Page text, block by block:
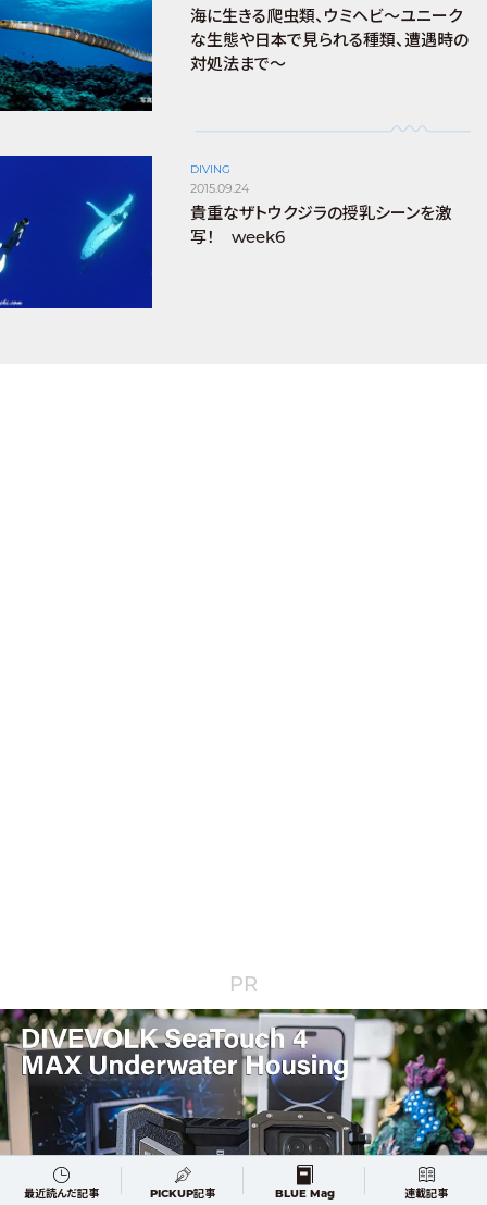
海に生きる爬虫類、ウミヘビ～ユニーク
な生態や日本で見られる種類、遭遇時の
対処法まで～
DIVING
2015.09.24
貴重なザトウクジラの授乳シーンを激
写！ week6
PR
最近読んだ記事 PICKUP記事 BLUE Mag 連載記事